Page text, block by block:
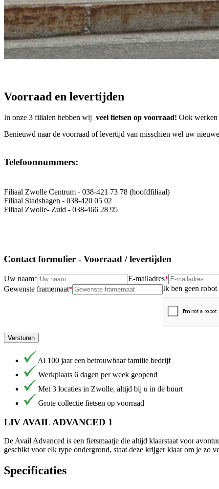
Voorraad en levertijden
In onze 3 filialen hebben wij veel fietsen op voorraad! Ook werken
Benieuwd naar de voorraad of levertijd van misschien wel uw
Telefoonnummers:
Filiaal Zwolle Centrum - 038-421 73 78 (hoofdfiliaal)
Filiaal Stadshagen - 038-420 05 02
Filiaal Zwolle- Zuid - 038-466 28 95
Contact formulier - Voorraad / levertijden
Uw naam
E-mailadres
Gewenste framemaat
Ik ben geen robot
Versturen
Al 100 jaar een betrouwbaar familie bedrijf
Werkplaats 6 dagen per week geopend
Met 3 locaties in Zwolle, altijd bij u in de buurt
Grote collectie fietsen op voorraad
LIV AVAIL ADVANCED 1
De Avail Advanced is een fietsmaatje die altijd klaarstaat voor
geschikt voor elk type ondergrond, staat deze krijger klaar om je zo
Specificaties